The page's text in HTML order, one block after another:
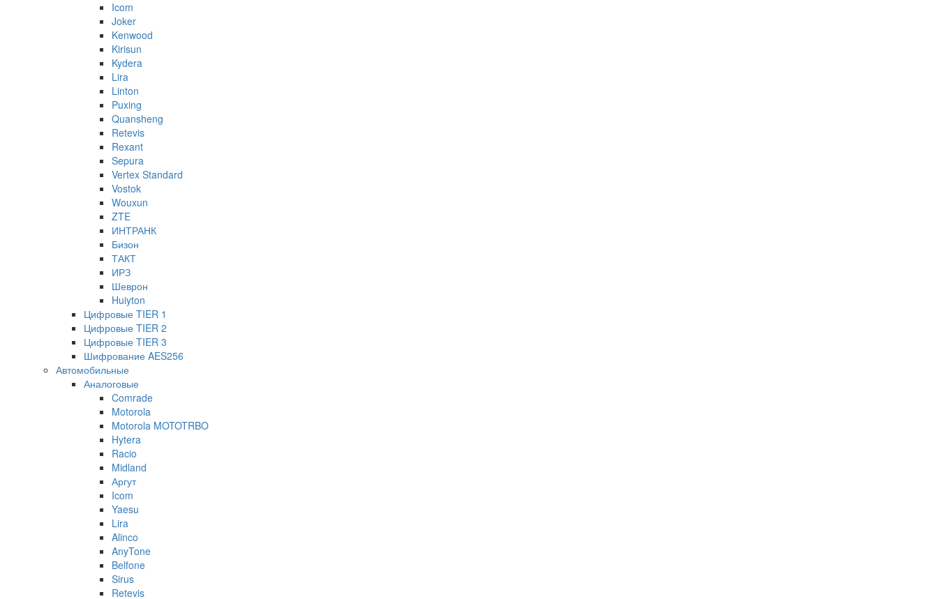
Icom
Joker
Kenwood
Kirisun
Kydera
Lira
Linton
Puxing
Quansheng
Retevis
Rexant
Sepura
Vertex Standard
Vostok
Wouxun
ZTE
ИНТРАНК
Бизон
ТАКТ
ИРЗ
Шеврон
Huiyton
Цифровые TIER 1
Цифровые TIER 2
Цифровые TIER 3
Шифрование AES256
Автомобильные
Аналоговые
Comrade
Motorola
Motorola MOTOTRBO
Hytera
Racio
Midland
Аргут
Icom
Yaesu
Lira
Alinco
AnyTone
Belfone
Sirus
Retevis